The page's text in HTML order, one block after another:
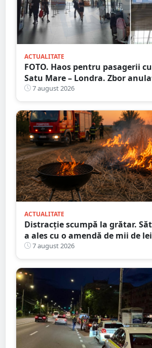
ACTUALITATE
FOTO. Haos pentru pasagerii
Satu Mare – Londra. Zbor
nouă întârziere. Fără explicații
7 august 2026
ACTUALITATE
Distracție scumpă la grătar.
a ales cu o amendă de mii de lei
7 august 2026